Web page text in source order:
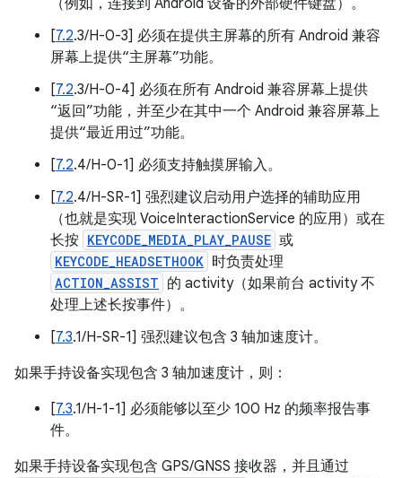
（例如，连接到 Android 设备的外部硬件键盘）。
[7.2.3/H-0-3] 必须在提供主屏幕的所有 Android 兼容
屏幕上提供“主屏幕”功能。
[7.2.3/H-0-4] 必须在所有 Android 兼容屏幕上提供
“返回”功能，并至少在其中一个 Android 兼容屏幕上
提供“最近用过”功能。
[7.2.4/H-0-1] 必须支持触摸屏输入。
[7.2.4/H-SR-1] 强烈建议启动用户选择的辅助应用
（也就是实现 VoiceInteractionService 的应用）或在
长按 KEYCODE_MEDIA_PLAY_PAUSE 或
KEYCODE_HEADSETHOOK 时负责处理
ACTION_ASSIST 的 activity（如果前台 activity 不
处理上述长按事件）。
[7.3.1/H-SR-1] 强烈建议包含 3 轴加速度计。
如果手持设备实现包含 3 轴加速度计，则：
[7.3.1/H-1-1] 必须能够以至少 100 Hz 的频率报告事
件。
如果手持设备实现包含 GPS/GNSS 接收器，并且通过